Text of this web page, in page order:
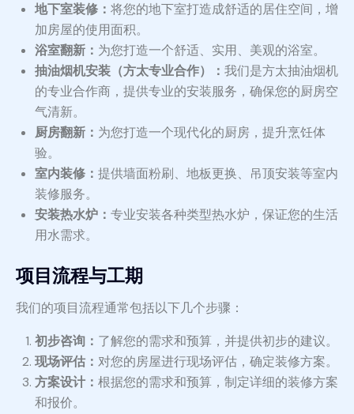
地下室装修： 将您的地下室打造成舒适的居住空间，增
加房屋的使用面积。
浴室翻新： 为您打造一个舒适、实用、美观的浴室。
抽油烟机安装（方太专业合作）： 我们是方太抽油烟机
的专业合作商，提供专业的安装服务，确保您的厨房空
气清新。
厨房翻新： 为您打造一个现代化的厨房，提升烹饪体
验。
室内装修： 提供墙面粉刷、地板更换、吊顶安装等室内
装修服务。
安装热水炉： 专业安装各种类型热水炉，保证您的生活
用水需求。
项目流程与工期
我们的项目流程通常包括以下几个步骤：
初步咨询： 了解您的需求和预算，并提供初步的建议。
现场评估： 对您的房屋进行现场评估，确定装修方案。
方案设计： 根据您的需求和预算，制定详细的装修方案
和报价。